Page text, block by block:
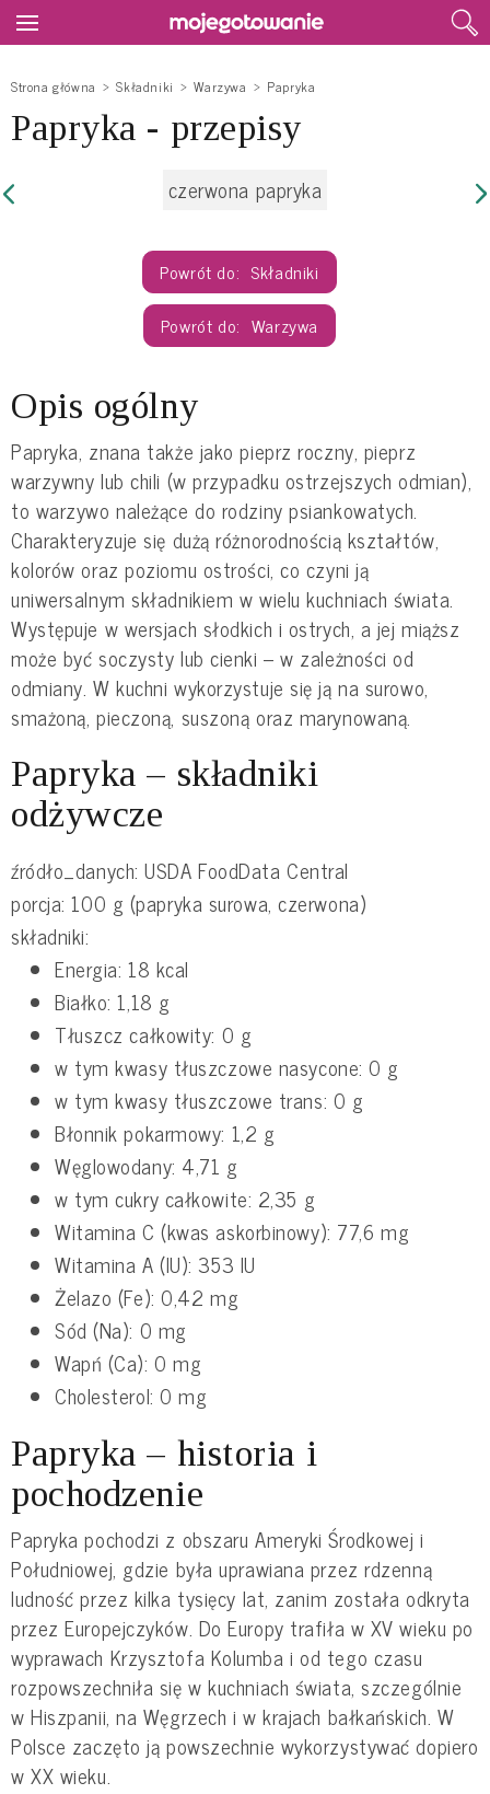
Strona główna Składniki Warzywa Papryka
Papryka - przepisy
czerwona papryka
Składniki
Warzywa
Opis ogólny
Papryka, znana także jako pieprz roczny, pieprz
warzywny lub chili (w przypadku ostrzejszych odmian),
to warzywo należące do rodziny psiankowatych.
Charakteryzuje się dużą różnorodnością kształtów,
kolorów oraz poziomu ostrości, co czyni ją
uniwersalnym składnikiem w wielu kuchniach świata.
Występuje w wersjach słodkich i ostrych, a jej miąższ
może być soczysty lub cienki – w zależności od
odmiany. W kuchni wykorzystuje się ją na surowo,
smażoną, pieczoną, suszoną oraz marynowaną.
Papryka – składniki
odżywcze
źródło_danych: USDA FoodData Central
porcja: 100 g (papryka surowa, czerwona)
składniki:
Energia: 18 kcal
Białko: 1,18 g
Tłuszcz całkowity: 0 g
w tym kwasy tłuszczowe nasycone: 0 g
w tym kwasy tłuszczowe trans: 0 g
Błonnik pokarmowy: 1,2 g
Węglowodany: 4,71 g
w tym cukry całkowite: 2,35 g
Witamina C (kwas askorbinowy): 77,6 mg
Witamina A (IU): 353 IU
Żelazo (Fe): 0,42 mg
Sód (Na): 0 mg
Wapń (Ca): 0 mg
Cholesterol: 0 mg
Papryka – historia i
pochodzenie
Papryka pochodzi z obszaru Ameryki Środkowej i
Południowej, gdzie była uprawiana przez rdzenną
ludność przez kilka tysięcy lat, zanim została odkryta
przez Europejczyków. Do Europy trafiła w XV wieku po
wyprawach Krzysztofa Kolumba i od tego czasu
rozpowszechniła się w kuchniach świata, szczególnie
w Hiszpanii, na Węgrzech i w krajach bałkańskich. W
Polsce zaczęto ją powszechnie wykorzystywać dopiero
w XX wieku.